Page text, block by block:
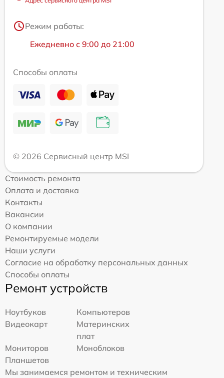
Режим работы:
Ежедневно с 9:00 до 21:00
Способы оплаты
© 2026 Сервисный центр MSI
Стоимость ремонта
Оплата и доставка
Контакты
Вакансии
О компании
Ремонтируемые модели
Наши услуги
Согласие на обработку персональных данных
Способы оплаты
Ремонт устройств
Ноутбуков
Компьютеров
Видеокарт
Материнских
плат
Мониторов
Моноблоков
Планшетов
Мы занимаемся ремонтом и техническим